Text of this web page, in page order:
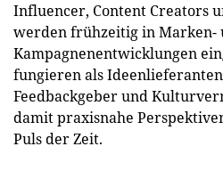
Influencer, Content Creators
werden frühzeitig in Marken-
Kampagnenentwicklungen
fungieren als
Feedbackgeber und
damit praxisnahe
Puls der Zeit.